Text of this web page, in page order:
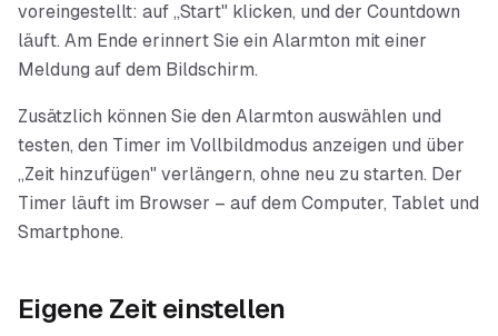
voreingestellt: auf „Start" klicken, und der Countdown
läuft. Am Ende erinnert Sie ein Alarmton mit einer
Meldung auf dem Bildschirm.
Zusätzlich können Sie den Alarmton auswählen und
testen, den Timer im Vollbildmodus anzeigen und über
„Zeit hinzufügen" verlängern, ohne neu zu starten. Der
Timer läuft im Browser – auf dem Computer, Tablet und
Smartphone.
Eigene Zeit einstellen